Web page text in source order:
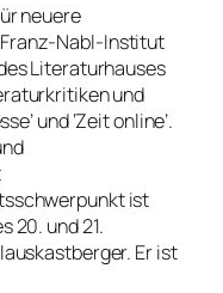
neuere
Nabl-Institut
Literaturhauses
und
und ‘Zeit online’.
ist
20. und 21.
Er ist